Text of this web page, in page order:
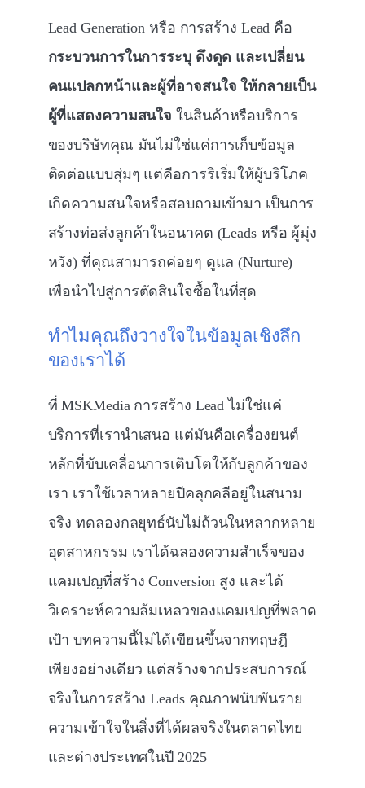
Lead Generation หรือ การสร้าง Lead คือ
กระบวนการในการระบุ ดึงดูด และเปลี่ยน
คนแปลกหน้าและผู้ที่อาจสนใจ ให้กลายเป็น
ผู้ที่แสดงความสนใจ ในสินค้าหรือบริการ
ของบริษัทคุณ มันไม่ใช่แค่การเก็บข้อมูล
ติดต่อแบบสุ่มๆ แต่คือการริเริ่มให้ผู้บริโภค
เกิดความสนใจหรือสอบถามเข้ามา เป็นการ
สร้างท่อส่งลูกค้าในอนาคต (Leads หรือ ผู้มุ่ง
หวัง) ที่คุณสามารถค่อยๆ ดูแล (Nurture)
เพื่อนำไปสู่การตัดสินใจซื้อในที่สุด
ทำไมคุณถึงวางใจในข้อมูลเชิงลึก
ของเราได้
ที่ MSKMedia การสร้าง Lead ไม่ใช่แค่
บริการที่เรานำเสนอ แต่มันคือเครื่องยนต์
หลักที่ขับเคลื่อนการเติบโตให้กับลูกค้าของ
เรา เราใช้เวลาหลายปีคลุกคลีอยู่ในสนาม
จริง ทดลองกลยุทธ์นับไม่ถ้วนในหลากหลาย
อุตสาหกรรม เราได้ฉลองความสำเร็จของ
แคมเปญที่สร้าง Conversion สูง และได้
วิเคราะห์ความล้มเหลวของแคมเปญที่พลาด
เป้า บทความนี้ไม่ได้เขียนขึ้นจากทฤษฎี
เพียงอย่างเดียว แต่สร้างจากประสบการณ์
จริงในการสร้าง Leads คุณภาพนับพันราย
ความเข้าใจในสิ่งที่ได้ผลจริงในตลาดไทย
และต่างประเทศในปี 2025